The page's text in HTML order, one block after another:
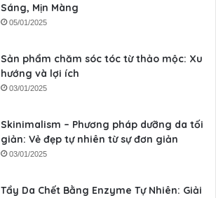
Sáng, Mịn Màng
05/01/2025
Sản phẩm chăm sóc tóc từ thảo mộc: Xu
hướng và lợi ích
03/01/2025
Skinimalism – Phương pháp dưỡng da tối
giản: Vẻ đẹp tự nhiên từ sự đơn giản
03/01/2025
Tẩy Da Chết Bằng Enzyme Tự Nhiên: Giải